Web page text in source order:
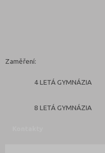
Zaměření:
4 LETÁ GYMNÁZIA
8 LETÁ GYMNÁZIA